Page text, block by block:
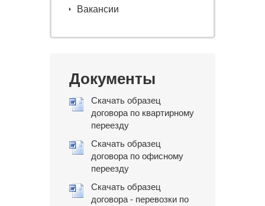
Вакансии
Документы
Скачать образец
договора по квартирному
переезду
Скачать образец
договора по офисному
переезду
Скачать образец
договора - перевозки по